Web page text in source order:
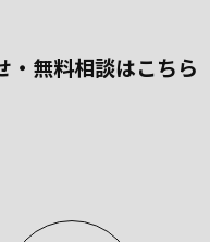
・無料相談はこちら